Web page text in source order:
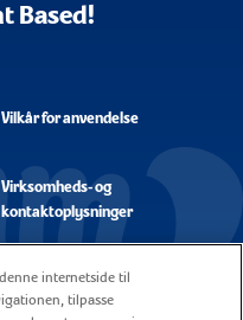
Based!
Vilkår for anvendelse
Virksomheds- og
kontaktoplysninger
internetside til
tilpasse